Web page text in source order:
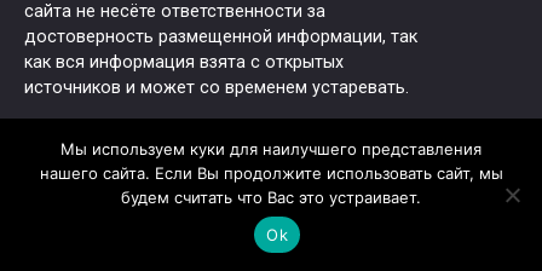
сайта не несёте ответственности за
достоверность размещенной информации, так
как вся информация взята с открытых
источников и может со временем устаревать.
ОГРН: 1125321003004
ИНН: 5321154555
ООО "ФАРМА-М"
Мы используем куки для наилучшего представления
нашего сайта. Если Вы продолжите использовать сайт, мы
будем считать что Вас это устраивает.
Ok